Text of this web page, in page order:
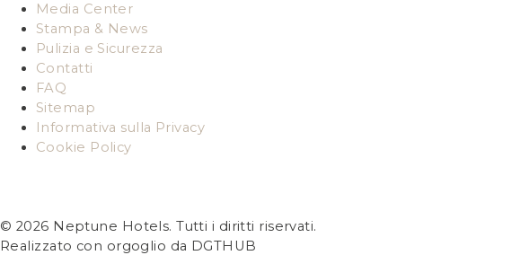
Media Center
Stampa & News
Pulizia e Sicurezza
Contatti
FAQ
Sitemap
Informativa sulla Privacy
Cookie Policy
© 2026 Neptune Hotels. Tutti i diritti riservati.
Realizzato con orgoglio da DGTHUB